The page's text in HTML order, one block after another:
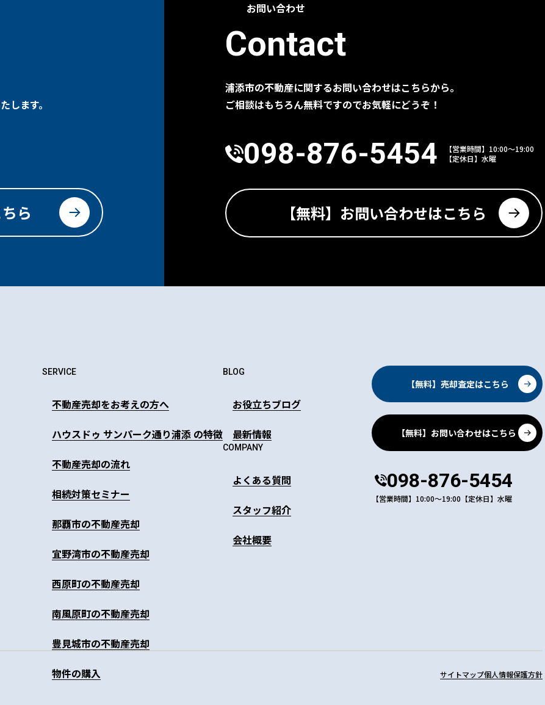
します。
ら
お問い合わせ
Contact
浦添市の不動産に関するお問い合わせはこちらから。
ご相談はもちろん無料ですのでお気軽にどうぞ！
098-876-5454
【営業時間】10:00～19:00
【定休日】水曜
【無料】お問い合わせはこちら
SERVICE
不動産売却をお考えの方へ
ハウスドゥ サンパーク通り浦添 の特徴
不動産売却の流れ
相続対策セミナー
那覇市の不動産売却
宜野湾市の不動産売却
西原町の不動産売却
南風原町の不動産売却
豊見城市の不動産売却
物件の購入
BLOG
お役立ちブログ
最新情報
COMPANY
よくある質問
スタッフ紹介
会社概要
【無料】売却査定はこちら
【無料】お問い合わせはこちら
098-876-5454
【営業時間】10:00～19:00【定休日】水曜
サイトマップ個人情報保護方針